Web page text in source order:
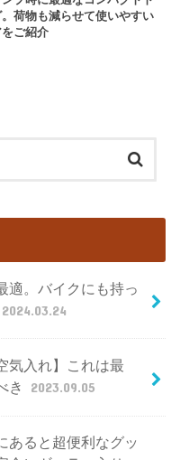
。荷物も減らせて使いやすい
をご紹介
適。バイクにも持っ
2024.03.24
気入れ】これは最
き
2023.09.05
あると超便利なグッ